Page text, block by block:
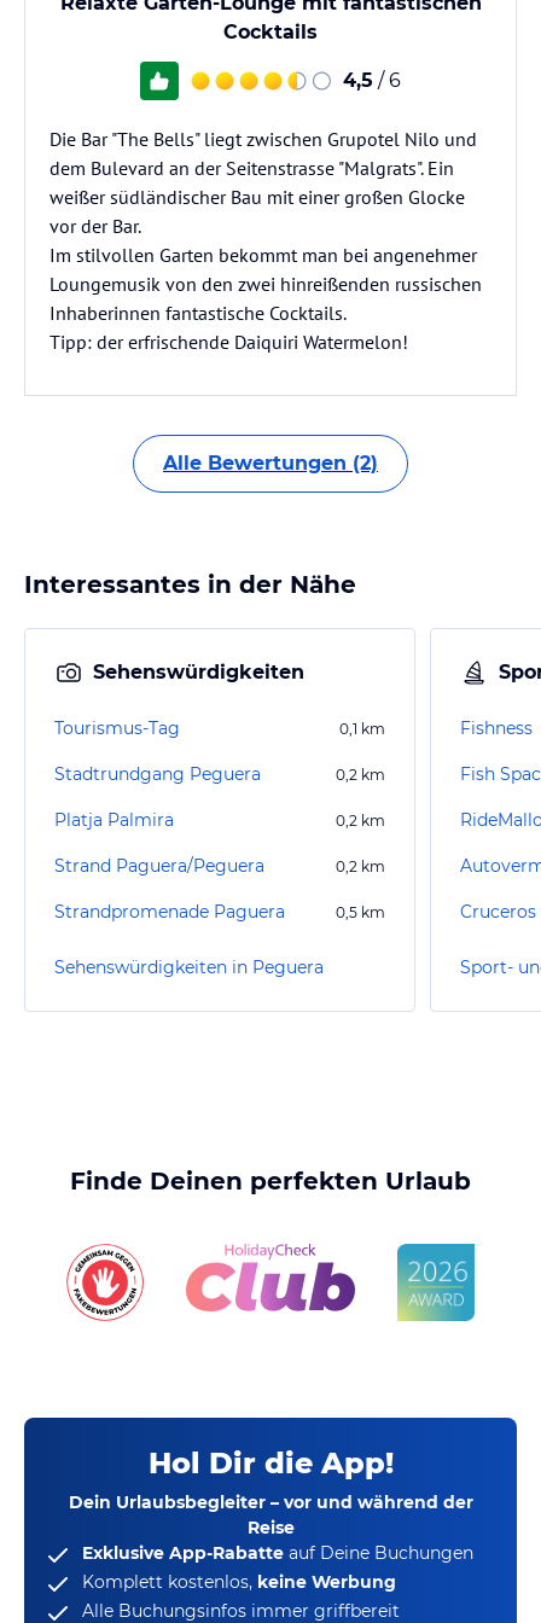
Cocktails
4,5 / 6
Die Bar "The Bells" liegt zwischen Grupotel Nilo und
dem Bulevard an der Seitenstrasse "Malgrats". Ein
weißer südländischer Bau mit einer großen Glocke
vor der Bar.
Im stilvollen Garten bekommt man bei angenehmer
Loungemusik von den zwei hinreißenden russischen
Inhaberinnen fantastische Cocktails.
Tipp: der erfrischende Daiquiri Watermelon!
Alle Bewertungen (2)
Interessantes in der Nähe
Sehenswürdigkeiten
Tourismus-Tag 0,1 km
Stadtrundgang Peguera 0,2 km
Platja Palmira 0,2 km
Strand Paguera/Peguera 0,2 km
Strandpromenade Paguera 0,5 km
Sehenswürdigkeiten in Peguera
Fishness
Fish
Finde Deinen perfekten Urlaub
Hol Dir die App!
Dein Urlaubsbegleiter – vor und während der
Reise
Exklusive App-Rabatte auf Deine Buchungen
Komplett kostenlos, keine Werbung
Alle Buchungsinfos immer griffbereit